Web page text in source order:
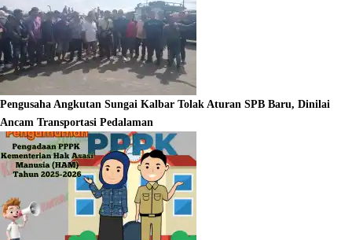
Pengusaha Angkutan Sungai Kalbar Tolak Aturan SPB Baru, Dinilai
Ancam Transportasi Pedalaman